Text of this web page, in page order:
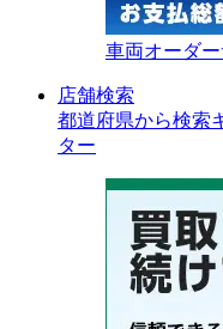
車両オーダ
店舗検索
都道府県から検索
ター